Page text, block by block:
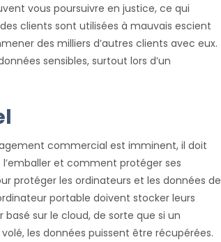
vous poursuivre en justice, ce qui
clients sont utilisées à mauvais escient
des milliers d’autres clients avec eux.
sensibles, surtout lors d’un
commercial est imminent, il doit
et comment protéger ses
protéger les ordinateurs et les données de
portable doivent stocker leurs
sur le cloud, de sorte que si un
les données puissent être récupérées.